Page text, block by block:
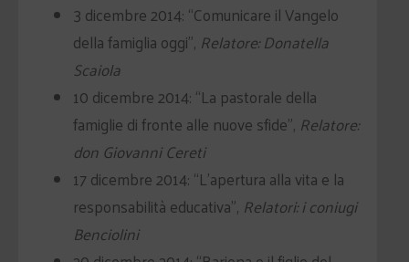
3 dicembre 2014: “Comunicare il Vangelo
della famiglia oggi”, Relatore: Donatella
Scaiola
10 dicembre 2014: “La pastorale della
famiglie di fronte alle nuove sfide”, Relatore:
don Giovanni Cereti
17 dicembre 2014: “L’apertura alla vita e la
responsabilità educativa”, Relatori: i coniugi
Benciolini